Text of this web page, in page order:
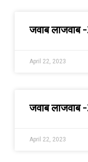
जवाब लाजवाब
April 22, 2023
जवाब लाजवाब
April 22, 2023